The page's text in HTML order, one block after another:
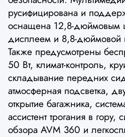
русифицирована и
оснащена 12,8-дюймовым
дисплеем и 8,8-дюймовой
Также предусмотрены
50 Вт, климат-контроль,
складывание передних
атмосферная подсветка,
открытие багажника,
ассистент трогания в гору,
обзора AVM 360 и